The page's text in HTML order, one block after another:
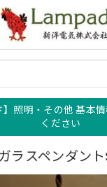
ド】照明・その他
ください
ラスペンダン